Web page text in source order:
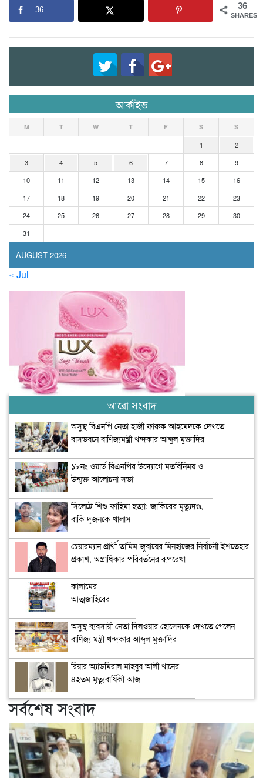
36
SHARES
36
আর্কাইভ
AUGUST 2026
M T W T F S S
1
2
3
4 5 6 7 8
9
10
11 12 13 14 15
16
17
18 19 20 21 22
23
24
25 26 27 28 29
30
31
« Jul
আরো সংবাদ
অসুস্থ বিএনপি নেতা হাজী ফারুক আহমেদকে দেখতে
বাসভবনে বাণিজ্যমন্ত্রী খন্দকার আব্দুল মুক্তাদির
১৮নং ওয়ার্ড বিএনপির উদ্যোগে মতবিনিময় ও
উন্মুক্ত আলোচনা সভা
সিলেটে শিশু ফাহিমা হত্যা: জাকিরের মৃত্যুদণ্ড,
বাকি দুজনকে খালাস
চেয়ারম্যান প্রার্থী তামিম জুবায়ের মিনহাজের নির্বাচনী ইশতেহার
প্রকাশ, অগ্রাধিকার পরিবর্তনের রূপরেখা
কালামের
আত্মজাহিরের
অসুস্থ ব্যবসায়ী নেতা দিলওয়ার হোসেনকে দেখতে গেলেন
বাণিজ্য মন্ত্রী খন্দকার আব্দুল মুক্তাদির
রিয়ার অ্যাডমিরাল মাহবুব আলী খানের
৪২তম মৃত্যুবার্ষিকী আজ
সর্বশেষ সংবাদ